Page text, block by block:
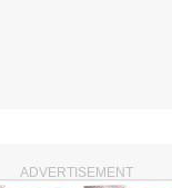
ADVERTISEMENT